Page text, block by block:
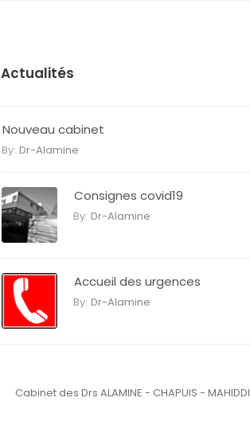
Actualités
Nouveau cabinet
By: Dr-Alamine
Consignes covid19
By: Dr-Alamine
Accueil des urgences
By: Dr-Alamine
Cabinet des Drs ALAMINE - CHAPUIS -